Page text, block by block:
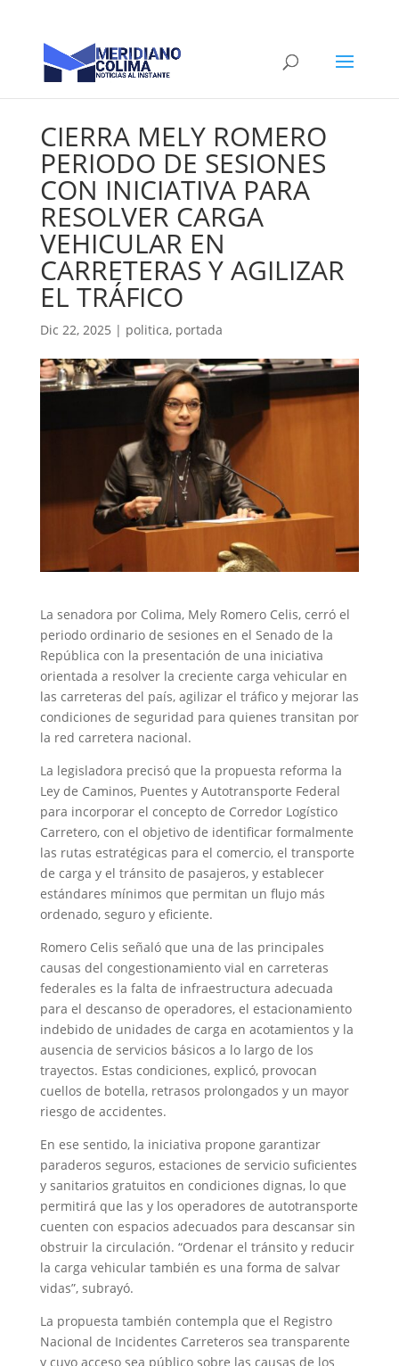
CIERRA MELY ROMERO
PERIODO DE SESIONES
CON INICIATIVA PARA
RESOLVER CARGA
VEHICULAR EN
CARRETERAS Y AGILIZAR
EL TRÁFICO
Dic 22, 2025 | politica, portada
La senadora por Colima, Mely Romero Celis, cerró el
periodo ordinario de sesiones en el Senado de la
República con la presentación de una iniciativa
orientada a resolver la creciente carga vehicular en
las carreteras del país, agilizar el tráfico y mejorar las
condiciones de seguridad para quienes transitan por
la red carretera nacional.
La legisladora precisó que la propuesta reforma la
Ley de Caminos, Puentes y Autotransporte Federal
para incorporar el concepto de Corredor Logístico
Carretero, con el objetivo de identificar formalmente
las rutas estratégicas para el comercio, el transporte
de carga y el tránsito de pasajeros, y establecer
estándares mínimos que permitan un flujo más
ordenado, seguro y eficiente.
Romero Celis señaló que una de las principales
causas del congestionamiento vial en carreteras
federales es la falta de infraestructura adecuada
para el descanso de operadores, el estacionamiento
indebido de unidades de carga en acotamientos y la
ausencia de servicios básicos a lo largo de los
trayectos. Estas condiciones, explicó, provocan
cuellos de botella, retrasos prolongados y un mayor
riesgo de accidentes.
En ese sentido, la iniciativa propone garantizar
paraderos seguros, estaciones de servicio suficientes
y sanitarios gratuitos en condiciones dignas, lo que
permitirá que las y los operadores de autotransporte
cuenten con espacios adecuados para descansar sin
obstruir la circulación. “Ordenar el tránsito y reducir
la carga vehicular también es una forma de salvar
vidas”, subrayó.
La propuesta también contempla que el Registro
Nacional de Incidentes Carreteros sea transparente
y cuyo acceso sea público sobre las causas de los